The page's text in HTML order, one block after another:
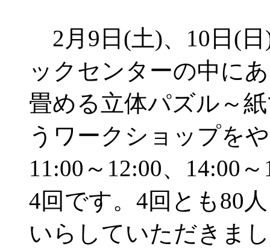
2月9日(土)、10日(
ックセンターの中に
畳める立体パズル～
うワークショップを
11:00～12:00、14:00
4回です。4回とも80
いらしていただきま